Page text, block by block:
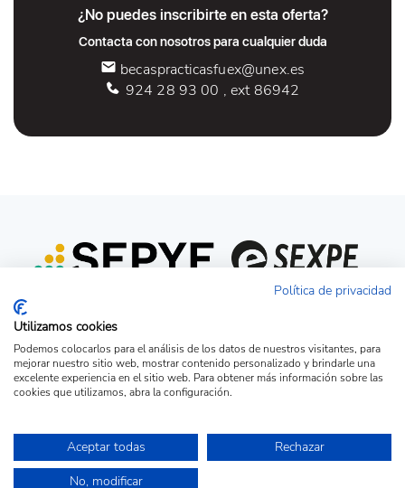
¿No puedes inscribirte en esta oferta?
Contacta con nosotros para cualquier duda
becaspracticasfuex@unex.es
924 28 93 00 , ext 86942
Acceso candidato Acceso empresa
© Copyright 2026 - Portal de la Fundación Universidad-Sociedad de la UEx.
Todos los derechos reservados.
Política de privacidad
Utilizamos cookies
Podemos colocarlos para el análisis de los datos de nuestros visitantes, para
mejorar nuestro sitio web, mostrar contenido personalizado y brindarle una
excelente experiencia en el sitio web. Para obtener más información sobre las
cookies que utilizamos, abra la configuración.
Aceptar todas
Rechazar
No, modificar